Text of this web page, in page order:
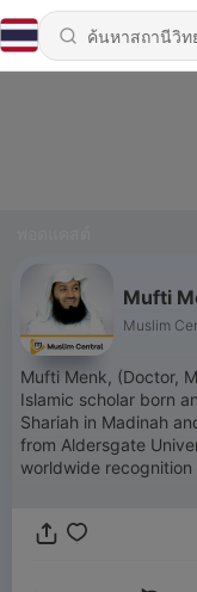
Mufti
Muslim
Mufti Menk, (Doctor,
Islamic scholar born
Shariah in Madinah
from Aldersgate University. Mufti Menk’s work
worldwide recognition
500 Most Influential
Menk’s personable
has endeared